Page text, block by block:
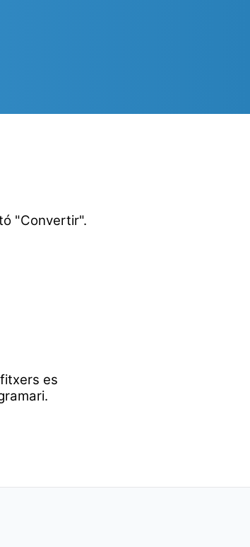
"Convertir".
es